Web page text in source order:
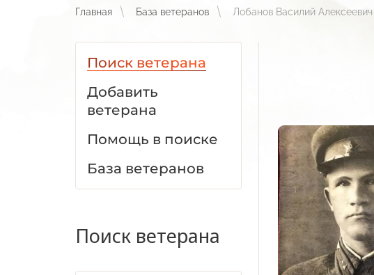
Главная База ветеранов Лобанов Василий Алексеевич
Поиск ветерана
Добавить
ветерана
Помощь в поиске
База ветеранов
Поиск ветерана